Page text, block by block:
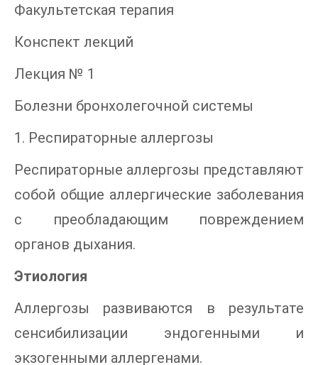
Факультетская терапия
Конспект лекций
Лекция № 1
Болезни бронхолегочной системы
1. Респираторные аллергозы
Респираторные аллергозы представляют
собой общие аллергические заболевания
с преобладающим повреждением
органов дыхания.
Этиология
Аллергозы развиваются в результате
сенсибилизации эндогенными и
экзогенными аллергенами.